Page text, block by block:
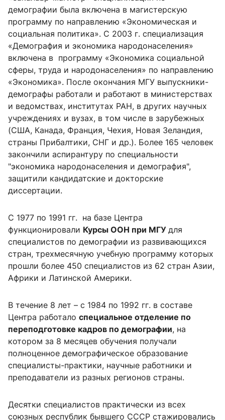
демографии была включена в магистерскую
программу по направлению «Экономическая и
социальная политика». С 2003 г. специализация
«Демография и экономика народонаселения»
включена в программу «Экономика социальной
сферы, труда и народонаселения» по направлению
«Экономика». После окончания МГУ выпускники-
демографы работали и работают в министерствах
и ведомствах, институтах РАН, в других научных
учреждениях и вузах, в том числе в зарубежных
(США, Канада, Франция, Чехия, Новая Зеландия,
страны Прибалтики, СНГ и др.). Более 165 человек
закончили аспирантуру по специальности
"экономика народонаселения и демография",
защитили кандидатские и докторские
диссертации.
С 1977 по 1991 гг. на базе Центра
функционировали Курсы ООН при МГУ для
специалистов по демографии из развивающихся
стран, трехмесячную учебную программу которых
прошли более 450 специалистов из 62 стран Азии,
Африки и Латинской Америки.
В течение 8 лет – с 1984 по 1992 гг. в составе
Центра работало специальное отделение по
переподготовке кадров по демографии, на
котором за 8 месяцев обучения получали
полноценное демографическое образование
специалисты-практики, научные работники и
преподаватели из разных регионов страны.
Десятки специалистов практически из всех
союзных республик бывшего СССР стажировались